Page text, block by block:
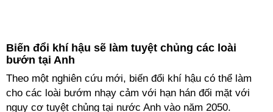
Biến đổi khí hậu sẽ làm tuyệt chủng các loài
bướn tại Anh
Theo một nghiên cứu mới, biến đổi khí hậu có thể làm
cho các loài bướm nhạy cảm với hạn hán đối mặt với
nguy cơ tuyệt chủng tại nước Anh vào năm 2050.